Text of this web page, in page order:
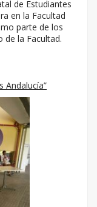
de Estudiantes
en la Facultad
parte de los
de la Facultad.
Andalucía”